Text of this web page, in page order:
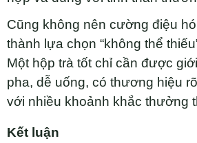
Cũng không nên cường điệu
thành lựa chọn “không thể
Một hộp trà tốt chỉ cần được
pha, dễ uống, có thương hiệu
với nhiều khoảnh khắc thưởng
Kết luận